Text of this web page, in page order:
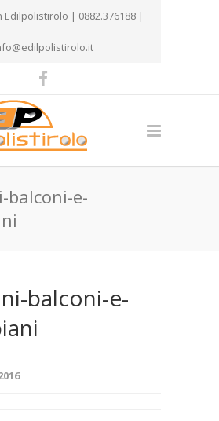
Edilpolistirolo | 0882.376188 |
e-
balconi-e-